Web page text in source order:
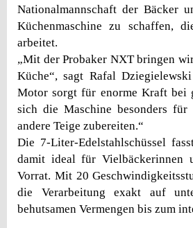
Nationalmannschaft der Bäcker
Küchenmaschine zu schaffen,
arbeitet.
„Mit der Probaker NXT bringen
Küche“, sagt Rafal
Motor sorgt für enorme Kraft bei
sich die Maschine besonders
andere Teige zubereiten.“
Die 7-Liter-Edelstahlschüssel
damit ideal für Vielbäckerinnen
Vorrat. Mit 20
die Verarbeitung exakt auf
behutsamen Vermengen bis zum